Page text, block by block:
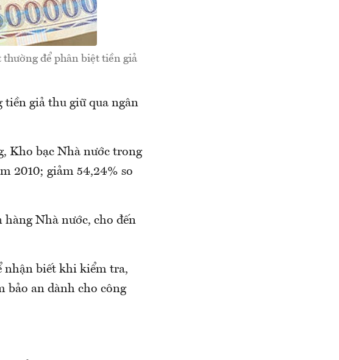
thường để phân biệt tiền giả
tiền giả thu giữ qua ngân
Kho bạc Nhà nước trong
2010; giảm 54,24% so
Nhà nước, cho đến
nhận biết khi kiểm tra,
bảo an dành cho công